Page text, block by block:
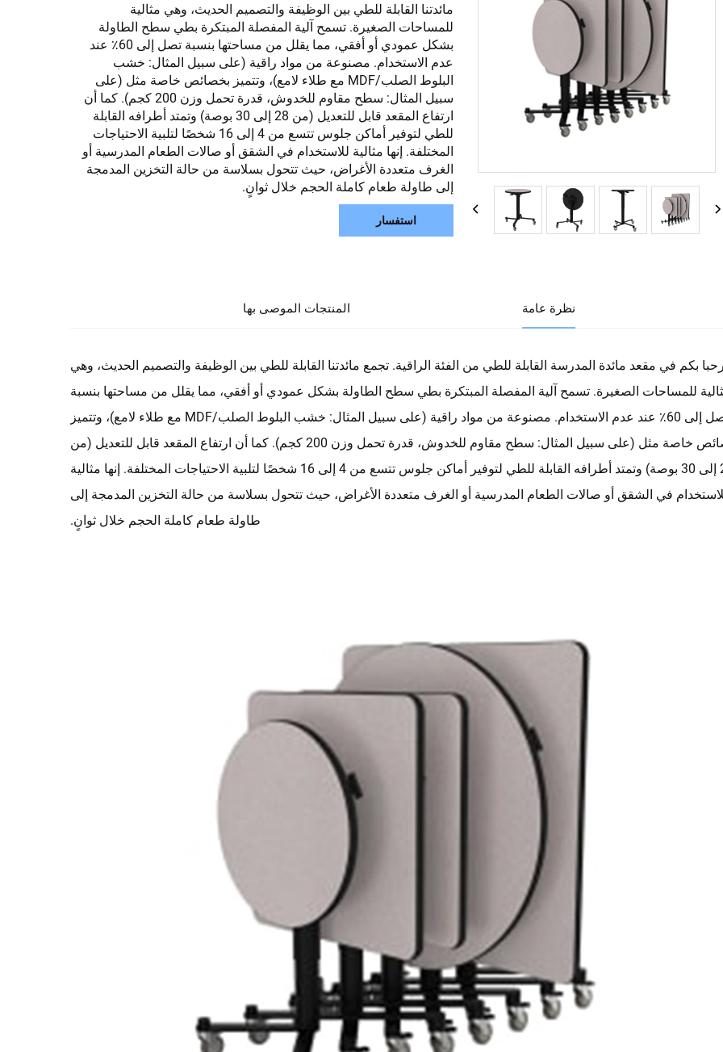
مائدتنا القابلة للطي بين الوظيفة والتصميم الحديث، وهي مثالية
للمساحات الصغيرة. تسمح آلية المفصلة المبتكرة بطي سطح الطاولة
بشكل عمودي أو أفقي، مما يقلل من مساحتها بنسبة تصل إلى 60٪ عند
عدم الاستخدام. مصنوعة من مواد راقية (على سبيل المثال: خشب
البلوط الصلب/MDF مع طلاء لامع)، وتتميز بخصائص خاصة مثل (على
سبيل المثال: سطح مقاوم للخدوش، قدرة تحمل وزن 200 كجم). كما أن
ارتفاع المقعد قابل للتعديل (من 28 إلى 30 بوصة) وتمتد أطرافه القابلة
للطي لتوفير أماكن جلوس تتسع من 4 إلى 16 شخصًا لتلبية الاحتياجات
المختلفة. إنها مثالية للاستخدام في الشقق أو صالات الطعام المدرسية أو
الغرف متعددة الأغراض، حيث تتحول بسلاسة من حالة التخزين المدمجة
إلى طاولة طعام كاملة الحجم خلال ثوانٍ.
استفسار
نظرة عامة المنتجات الموصى بها
بكم في مقعد مائدة المدرسة القابلة للطي من الفئة الراقية. تجمع مائدتنا القابلة للطي بين الوظيفة والتصميم الحديث، وهي
للمساحات الصغيرة. تسمح آلية المفصلة المبتكرة بطي سطح الطاولة بشكل عمودي أو أفقي، مما يقلل من مساحتها بنسبة
تصل إلى 60٪ عند عدم الاستخدام. مصنوعة من مواد راقية (على سبيل المثال: خشب البلوط الصلب/MDF مع طلاء لامع)، وتتميز
بخصائص خاصة مثل (على سبيل المثال: سطح مقاوم للخدوش، قدرة تحمل وزن 200 كجم). كما أن ارتفاع المقعد قابل للتعديل (من
28 إلى 30 بوصة) وتمتد أطرافه القابلة للطي لتوفير أماكن جلوس تتسع من 4 إلى 16 شخصًا لتلبية الاحتياجات المختلفة. إنها مثالية
في الشقق أو صالات الطعام المدرسية أو الغرف متعددة الأغراض، حيث تتحول بسلاسة من حالة التخزين المدمجة إلى
طاولة طعام كاملة الحجم خلال ثوانٍ.